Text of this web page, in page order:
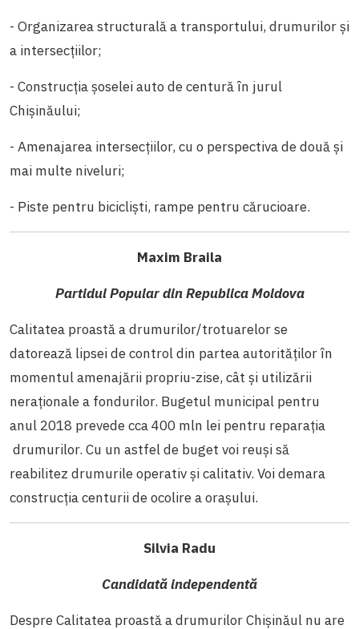
- Organizarea structurală a transportului, drumurilor şi
a intersecțiilor;
- Construcţia şoselei auto de centură în jurul
Chişinăului;
- Amenajarea intersecţiilor, cu o perspectiva de două și
mai multe niveluri;
- Piste pentru bicicliști, rampe pentru cărucioare.
Maxim Braila
Partidul Popular din Republica Moldova
Calitatea proastă a drumurilor/trotuarelor se
datorează lipsei de control din partea autorităților în
momentul amenajării propriu-zise, cât și utilizării
neraționale a fondurilor. Bugetul municipal pentru
anul 2018 prevede cca 400 mln lei pentru reparația
drumurilor. Cu un astfel de buget voi reuși să
reabilitez drumurile operativ și calitativ. Voi demara
construcția centurii de ocolire a orașului.
Silvia Radu
Candidată independentă
Despre Calitatea proastă a drumurilor Chișinăul nu are